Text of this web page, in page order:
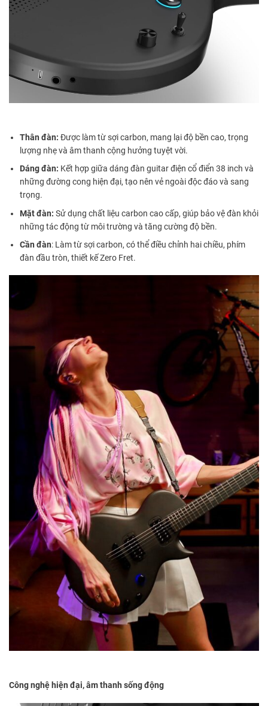
Thân đàn: Được làm từ sợi carbon, mang lại độ bền cao, trọng
lượng nhẹ và âm thanh cộng hưởng tuyệt vời.
Dáng đàn: Kết hợp giữa dáng đàn guitar điện cổ điển 38 inch và
những đường cong hiện đại, tạo nên vẻ ngoài độc đáo và sang
trọng.
Mặt đàn: Sử dụng chất liệu carbon cao cấp, giúp bảo vệ đàn khỏi
những tác động từ môi trường và tăng cường độ bền.
Cần đàn: Làm từ sợi carbon, có thể điều chỉnh hai chiều, phím
đàn đầu tròn, thiết kế Zero Fret.
Công nghệ hiện đại, âm thanh sống động